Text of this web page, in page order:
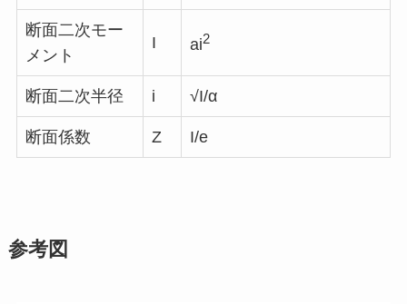
断面二次モー
メント
I ai2
断面二次半径 i √I/α
断面係数 Z I/e
参考図